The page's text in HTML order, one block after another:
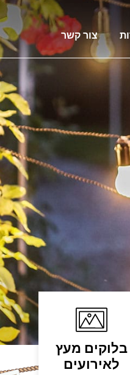
צור קשר
בלוקים מעץ
לאירועים